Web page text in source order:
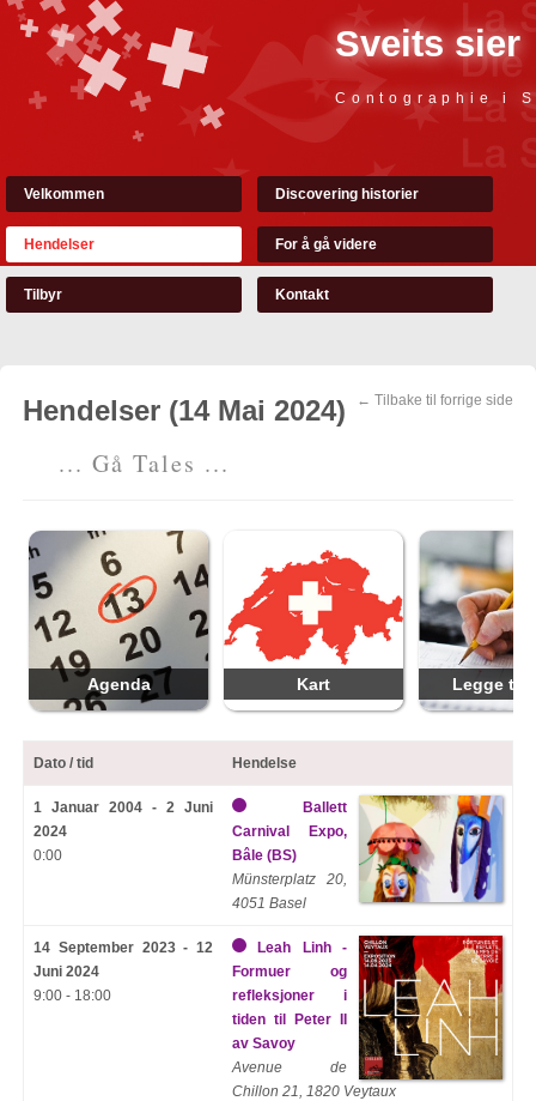
Sveits sier
Contographie i
Velkommen Discovering historier
Hendelser For å gå videre
Tilbyr Kontakt
← Tilbake til forrige side
Hendelser (14 Mai 2024)
... Gå Tales ...
Agenda Kart Legge til
Dato / tid Hendelse
1 Januar 2004 - 2 Juni
2024
0:00
Ballett
Carnival Expo,
Bâle (BS)
Münsterplatz 20,
4051 Basel
14 September 2023 - 12
Juni 2024
9:00 - 18:00
Leah Linh -
Formuer og
refleksjoner i
tiden til Peter II
av Savoy
Avenue de
Chillon 21, 1820 Veytaux